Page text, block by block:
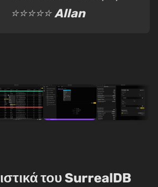
⭐⭐⭐⭐⭐Allan
του SurrealDB